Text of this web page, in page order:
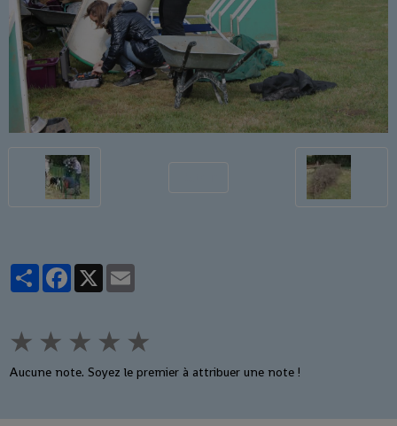
PartagerFacebook
X
★ ★ ★ ★ ★
Aucune note. Soyez le premier à attribuer une note !